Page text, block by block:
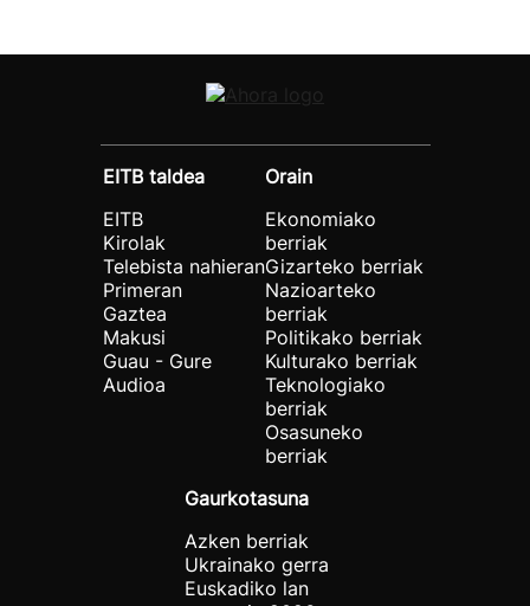
EITB taldea
EITB
Kirolak
Telebista nahieran
Primeran
Gaztea
Makusi
Guau - Gure
Audioa
Orain
Ekonomiako
berriak
Gizarteko berriak
Nazioarteko
berriak
Politikako berriak
Kulturako berriak
Teknologiako
berriak
Osasuneko
berriak
Gaurkotasuna
Azken berriak
Ukrainako gerra
Euskadiko lan